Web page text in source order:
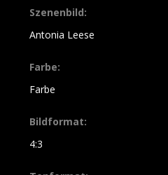
Szenenbild:
Antonia Leese
Farbe:
Farbe
Bildformat:
4:3